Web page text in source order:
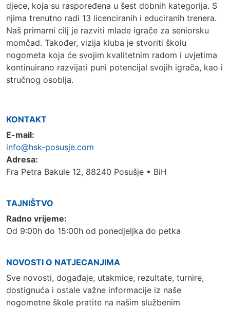
djece, koja su raspoređena u šest dobnih kategorija. S
njima trenutno radi 13 licenciranih i educiranih trenera.
Naš primarni cilj je razviti mlade igrače za seniorsku
momčad. Također, vizija kluba je stvoriti školu
nogometa koja će svojim kvalitetnim radom i uvjetima
kontinuirano razvijati puni potencijal svojih igrača, kao i
stručnog osoblja.
KONTAKT
E-mail:
info@hsk-posusje.com
Adresa:
Fra Petra Bakule 12, 88240 Posušje • BiH
TAJNIŠTVO
Radno vrijeme:
Od 9:00h do 15:00h od ponedjeljka do petka
NOVOSTI O NATJECANJIMA
Sve novosti, događaje, utakmice, rezultate, turnire,
dostignuća i ostale važne informacije iz naše
nogometne škole pratite na našim službenim